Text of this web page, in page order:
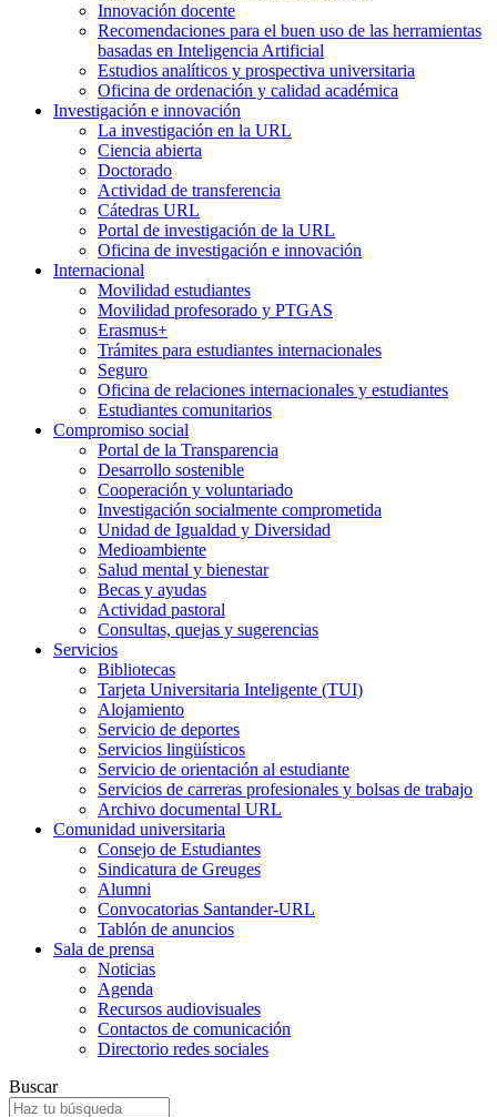
Innovación docente
Recomendaciones para el buen uso de las herramientas
basadas en Inteligencia Artificial
Estudios analíticos y prospectiva universitaria
Oficina de ordenación y calidad académica
Investigación e innovación
La investigación en la URL
Ciencia abierta
Doctorado
Actividad de transferencia
Cátedras URL
Portal de investigación de la URL
Oficina de investigación e innovación
Internacional
Movilidad estudiantes
Movilidad profesorado y PTGAS
Erasmus+
Trámites para estudiantes internacionales
Seguro
Oficina de relaciones internacionales y estudiantes
Estudiantes comunitarios
Compromiso social
Portal de la Transparencia
Desarrollo sostenible
Cooperación y voluntariado
Investigación socialmente comprometida
Unidad de Igualdad y Diversidad
Medioambiente
Salud mental y bienestar
Becas y ayudas
Actividad pastoral
Consultas, quejas y sugerencias
Servicios
Bibliotecas
Tarjeta Universitaria Inteligente (TUI)
Alojamiento
Servicio de deportes
Servicios lingüísticos
Servicio de orientación al estudiante
Servicios de carreras profesionales y bolsas de trabajo
Archivo documental URL
Comunidad universitaria
Consejo de Estudiantes
Sindicatura de Greuges
Alumni
Convocatorias Santander-URL
Tablón de anuncios
Sala de prensa
Noticias
Agenda
Recursos audiovisuales
Contactos de comunicación
Directorio redes sociales
Buscar